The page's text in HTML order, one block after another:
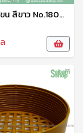
เก้าอี้พิงเท้าแขน สีขาว No.180W LK